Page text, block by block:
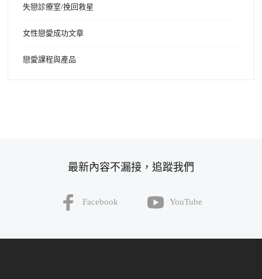
失戀診療室/挽回救星
女性戀愛成功文章
戀愛課程與產品
最新內容不漏接，追蹤我們
Facebook YouTube